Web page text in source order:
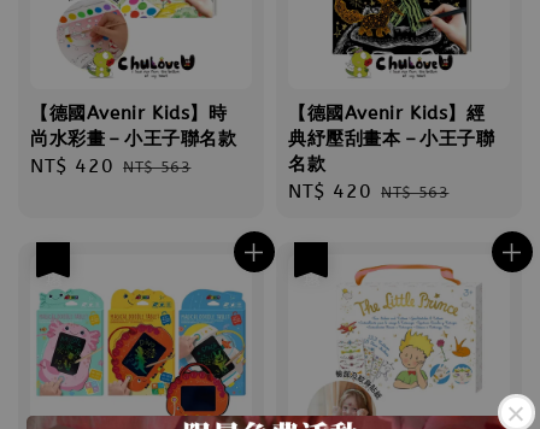
【德國Avenir Kids】時
尚水彩畫－小王子聯名款
Sale
NT$ 420 Regular
NT$ 563
【德國Avenir Kids】經
典紓壓刮畫本－小王子聯
名款
Sale
NT$ 420 Regular
NT$ 563